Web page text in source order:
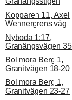
Kopparen 11, Axel
Wennergrens väg
Nyboda 1:17,
Granängsvägen 35
Bollmora Berg 1,
Granitvägen 18-20
Bollmora Berg 1,
Granitvägen 23-27